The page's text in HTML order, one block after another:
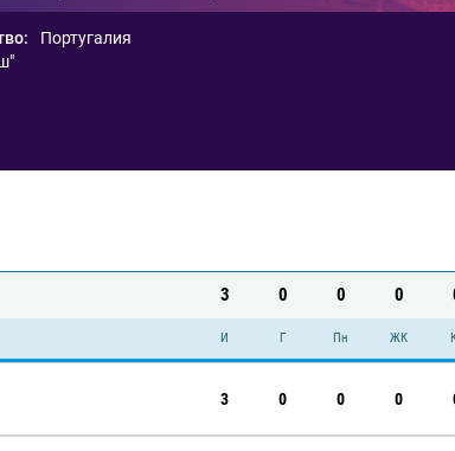
Португалия
3 0 0 0
И Г Пн ЖК
3 0 0 0